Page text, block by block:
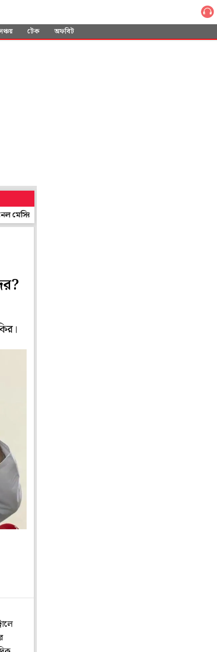
টেক অফবিট
বাবা